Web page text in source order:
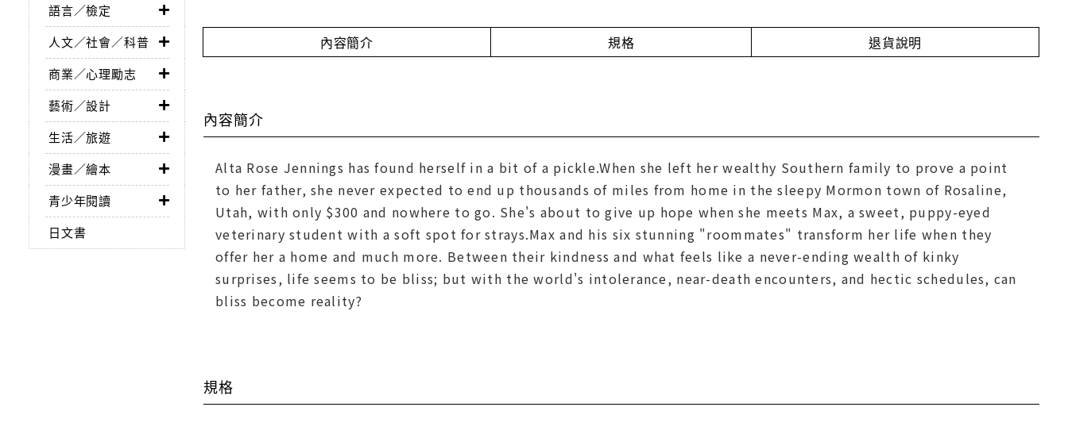
語言／檢定
人文／社會／科普
商業／心理勵志
藝術／設計
生活／旅遊
漫畫／繪本
青少年閱讀
日文書
內容簡介 規格 退貨說明
內容簡介
Alta Rose Jennings has found herself in a bit of a pickle.When she left her wealthy Southern family to prove a point
to her father, she never expected to end up thousands of miles from home in the sleepy Mormon town of Rosaline,
Utah, with only $300 and nowhere to go. She's about to give up hope when she meets Max, a sweet, puppy-eyed
veterinary student with a soft spot for strays.Max and his six stunning "roommates" transform her life when they
offer her a home and much more. Between their kindness and what feels like a never-ending wealth of kinky
surprises, life seems to be bliss; but with the world's intolerance, near-death encounters, and hectic schedules, can
bliss become reality?
規格